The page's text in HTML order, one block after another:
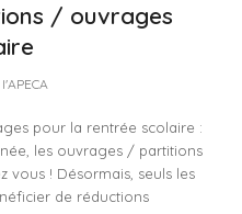
/ ouvrages
pour la rentrée scolaire :
les ouvrages / partitions
vous ! Désormais, seuls les
de réductions